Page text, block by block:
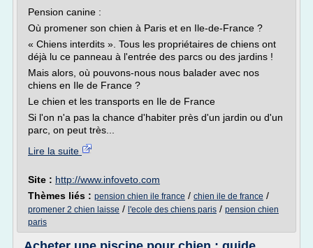
Pension canine :
Où promener son chien à Paris et en Ile-de-France ?
« Chiens interdits ». Tous les propriétaires de chiens ont
déjà lu ce panneau à l'entrée des parcs ou des jardins !
Mais alors, où pouvons-nous nous balader avec nos
chiens en Ile de France ?
Le chien et les transports en Ile de France
Si l'on n'a pas la chance d'habiter près d'un jardin ou d'un
parc, on peut très...
Lire la suite
Site : http://www.infoveto.com
Thèmes liés : pension chien ile france / chien ile de france /
promener 2 chien laisse / l'ecole des chiens paris / pension chien
paris